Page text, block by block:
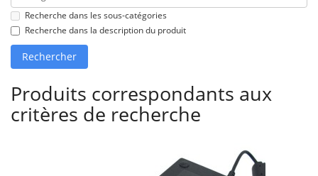
Recherche dans les sous-catégories
Recherche dans la description du produit
Produits correspondants aux
critères de recherche